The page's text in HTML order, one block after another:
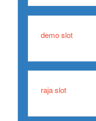
demo slot
raja slot